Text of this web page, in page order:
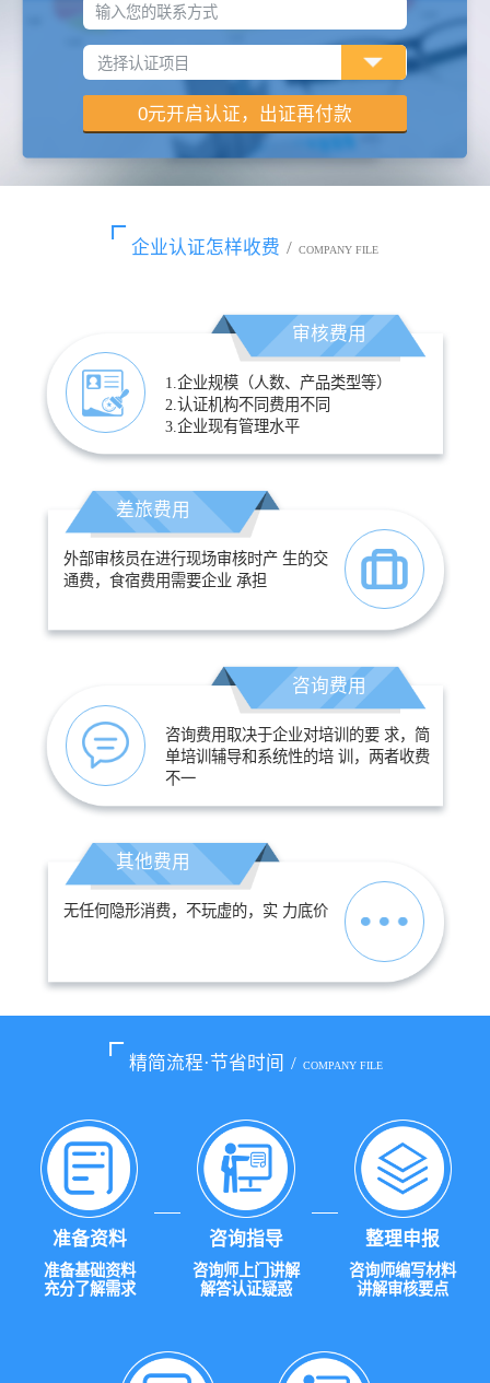
输入您的联系方式
企业认证怎样收费 / COMPANY FILE
审核费用
1.企业规模（人数、产品类型等）
2.认证机构不同费用不同
3.企业现有管理水平
差旅费用
外部审核员在进行现场审核时产 生的交
通费，食宿费用需要企业 承担
咨询费用
咨询费用取决于企业对培训的要 求，简
单培训辅导和系统性的培 训，两者收费
不一
其他费用
无任何隐形消费，不玩虚的，实 力底价
精简流程·节省时间 / COMPANY FILE
准备资料
准备基础资料
充分了解需求
咨询指导
咨询师上门讲解
解答认证疑惑
整理申报
咨询师编写材料
讲解审核要点